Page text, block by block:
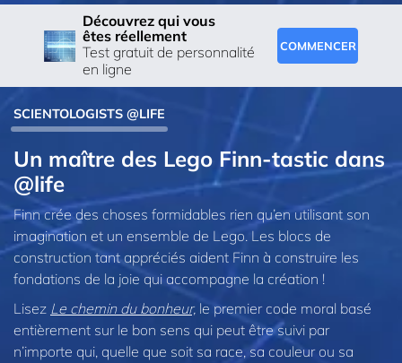
Découvrez qui vous
êtes réellement
Test gratuit de personnalité
en ligne
COMMENCER
SCIENTOLOGISTS @LIFE
Un maître des Lego Finn-tastic dans
@life
Finn crée des choses formidables rien qu’en utilisant son
imagination et un ensemble de Lego. Les blocs de
construction tant appréciés aident Finn à construire les
fondations de la joie qui accompagne la création !
Lisez Le chemin du bonheur, le premier code moral basé
entièrement sur le bon sens qui peut être suivi par
n’importe qui, quelle que soit sa race, sa couleur ou sa